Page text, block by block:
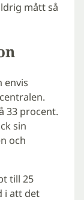
mått så
envis
33 procent.
sin
och
till 25
i att det